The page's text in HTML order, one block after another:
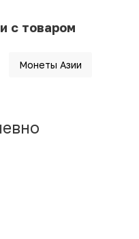
с товаром
Монеты Азии